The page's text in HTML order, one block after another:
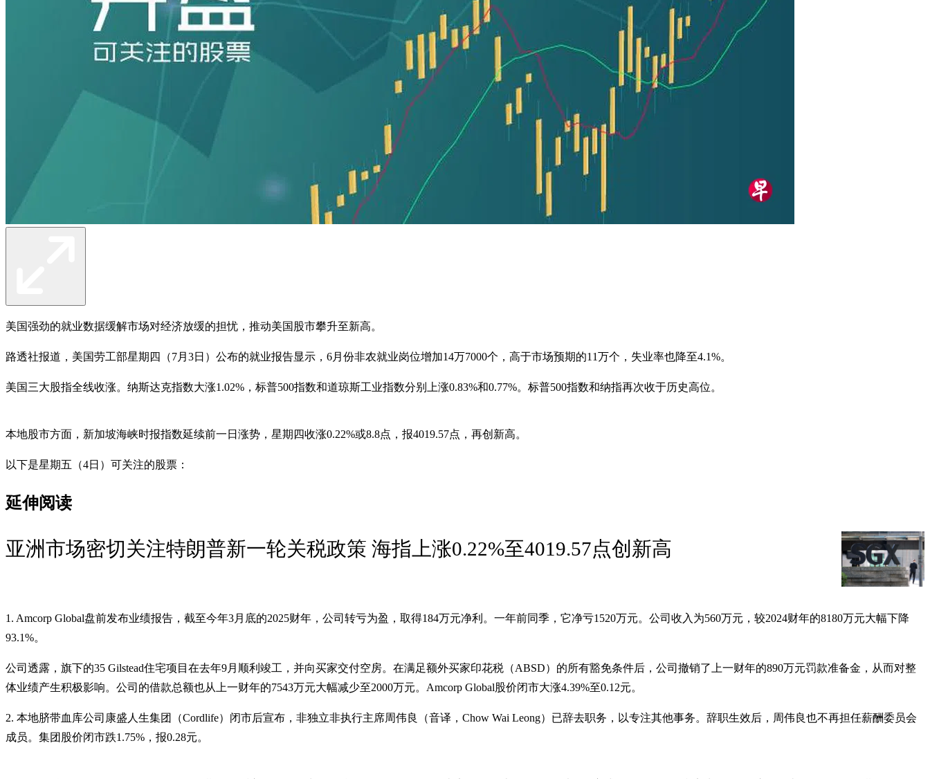
美国强劲的就业数据缓解市场对经济放缓的担忧，推动美国股市攀升至新高。
路透社报道，美国劳工部星期四（7月3日）公布的就业报告显示，6月份非农就业岗位增加14万7000个，高于市场预期的11万个，失业率也降至4.1%。
美国三大股指全线收涨。纳斯达克指数大涨1.02%，标普500指数和道琼斯工业指数分别上涨0.83%和0.77%。标普500指数和纳指再次收于历史高位。
本地股市方面，新加坡海峡时报指数延续前一日涨势，星期四收涨0.22%或8.8点，报4019.57点，再创新高。
以下是星期五（4日）可关注的股票：
延伸阅读
亚洲市场密切关注特朗普新一轮关税政策 海指上涨0.22%至4019.57点创新高
1. Amcorp Global盘前发布业绩报告，截至今年3月底的2025财年，公司转亏为盈，取得184万元净利。一年前同季，它净亏1520万元。公司收入为560万元，较2024财年的8180万元大幅下降
93.1%。
公司透露，旗下的35 Gilstead住宅项目在去年9月顺利竣工，并向买家交付空房。在满足额外买家印花税（ABSD）的所有豁免条件后，公司撤销了上一财年的890万元罚款准备金，从而对整
体业绩产生积极影响。公司的借款总额也从上一财年的7543万元大幅减少至2000万元。Amcorp Global股价闭市大涨4.39%至0.12元。
2. 本地脐带血库公司康盛人生集团（Cordlife）闭市后宣布，非独立非执行主席周伟良（音译，Chow Wai Leong）已辞去职务，以专注其他事务。辞职生效后，周伟良也不再担任薪酬委员会
成员。集团股价闭市跌1.75%，报0.28元。